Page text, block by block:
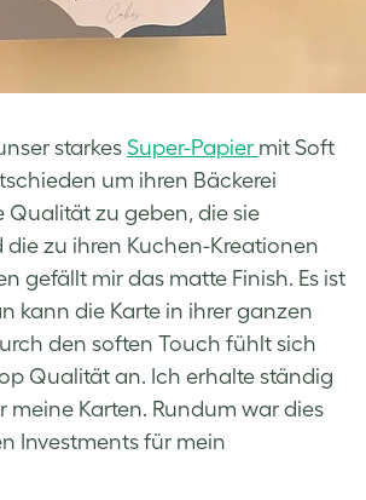
starkes Super-Papier mit Soft
um ihren Bäckerei
Qualität zu geben, die sie
die zu ihren Kuchen-Kreationen
gefällt mir das matte Finish. Es ist
kann die Karte in ihrer ganzen
den soften Touch fühlt sich
Qualität an. Ich erhalte ständig
meine Karten. Rundum war dies
Investments für mein